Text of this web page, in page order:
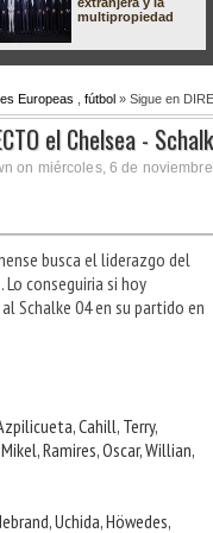
multipropiedad
Europeas fútbol » Sigue en
el Chelsea -
on miércoles, 6 de
busca el liderazgo del
conseguiria si hoy
Schalke 04 en su partido en
Cahill, Terry,
Ramires, Oscar, Willian,
Uchida, Höwedes,